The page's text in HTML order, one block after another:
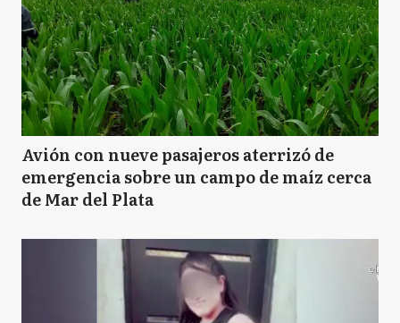
Avión con nueve pasajeros aterrizó de
emergencia sobre un campo de maíz cerca
de Mar del Plata